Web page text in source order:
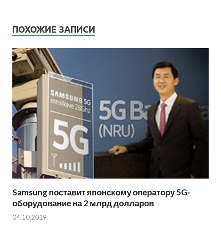
ПОХОЖИЕ ЗАПИСИ
Samsung поставит японскому оператору 5G-
оборудование на 2 млрд долларов
04.10.2019